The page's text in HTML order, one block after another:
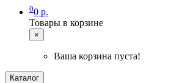
00 р.
Товары в корзине
×
Ваша корзина пуста!
Каталог